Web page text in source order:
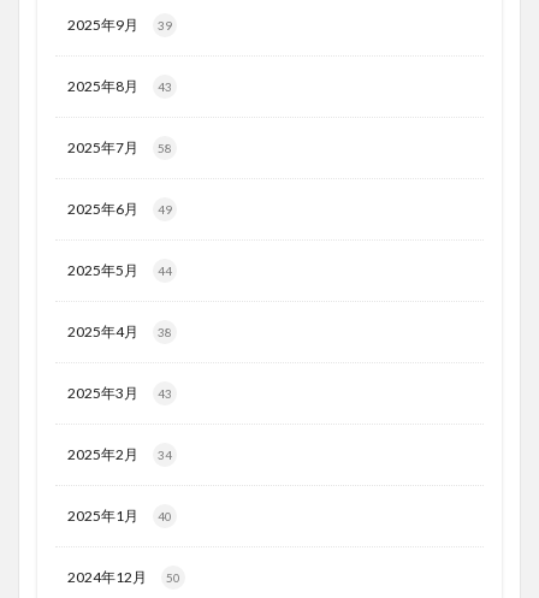
2025年9月 39
2025年8月 43
2025年7月 58
2025年6月 49
2025年5月 44
2025年4月 38
2025年3月 43
2025年2月 34
2025年1月 40
2024年12月 50